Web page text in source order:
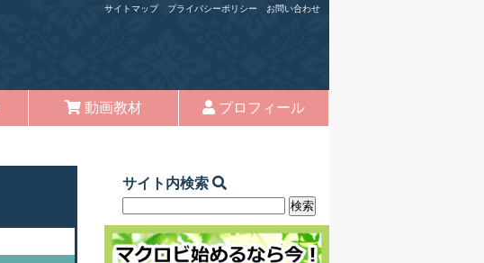
サイトマップ プライバシーポリシー お問い合わせ
動画教材 プロフィール
サイト内検索